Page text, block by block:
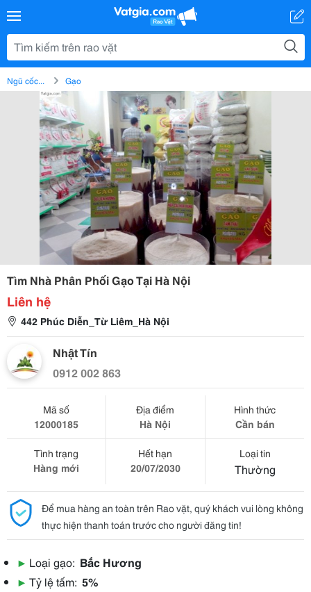
Ngũ cốc... Gạo
Tìm Nhà Phân Phối Gạo Tại Hà Nội
Liên hệ
442 Phúc Diễn_Từ Liêm_Hà Nội
Nhật Tín
0912 002 863
Mã số
12000185
Địa điểm
Hà Nội
Hình thức
Cần bán
Tình trạng
Hàng mới
Hết hạn
20/07/2030
Loại tin
Thường
Để mua hàng an toàn trên Rao vặt, quý khách vui lòng không
thực hiện thanh toán trước cho người đăng tin!
▶ Loại gạo: Bắc Hương
▶ Tỷ lệ tấm: 5%